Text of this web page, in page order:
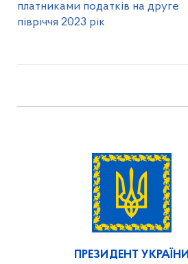
платниками податків на друге
півріччя 2023 рік
ПРЕЗИДЕНТ УКРАЇНИ